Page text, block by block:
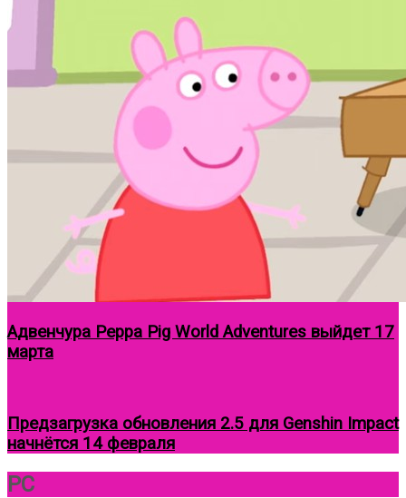
Адвенчура Peppa Pig World Adventures выйдет 17
марта
Предзагрузка обновления 2.5 для Genshin Impact
начнётся 14 февраля
Круговой
фокус
PC